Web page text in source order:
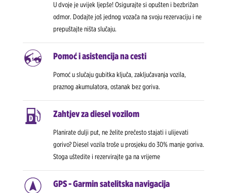
U dvoje je uvijek ljepše! Osigurajte si opušten i bezbrižan
odmor. Dodajte još jednog vozača na svoju rezervaciju i ne
prepuštajte ništa slučaju.
Pomoć i asistencija na cesti
Pomoć u slučaju gubitka ključa, zaključavanja vozila,
praznog akumulatora, ostanak bez goriva.
Zahtjev za diesel vozilom
Planirate dulji put, ne želite prečesto stajati i ulijevati
gorivo? Diesel vozila troše u prosjeku do 30% manje goriva.
Stoga uštedite i rezervirajte ga na vrijeme
GPS - Garmin satelitska navigacija